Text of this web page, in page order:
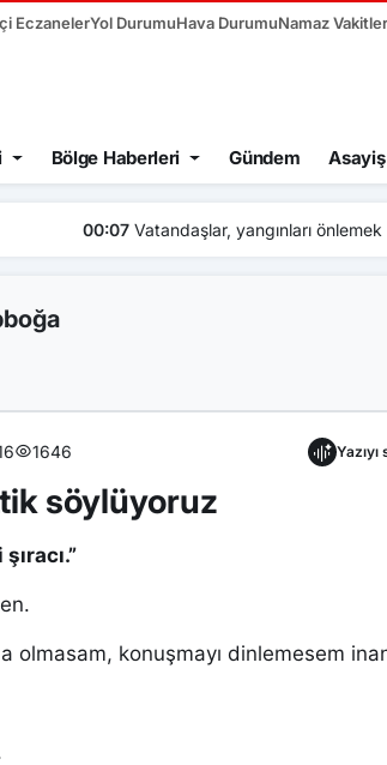
EczanelerYol DurumuHava DurumuNamaz
Bölge Haberleri Gündem Asayiş
Vatandaşlar, yangınları önlemek için
1646
söylüyoruz
olmasam, konuşmayı dinlemesem